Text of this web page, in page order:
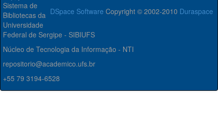
DSpace Software Copyright © 2002-2010 Duraspace
Sistema de
Bibliotecas da
Universidade
Federal de Sergipe - SIBIUFS
Núcleo de Tecnologia da Informação - NTI
repositorio@academico.ufs.br
+55 79 3194-6528